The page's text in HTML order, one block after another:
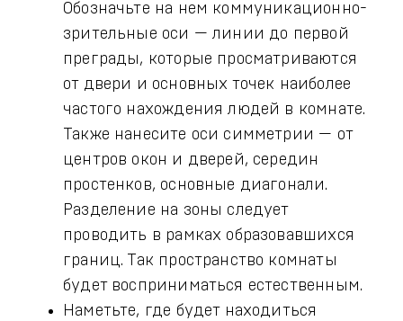
Обозначьте на нем коммуникационно-
зрительные оси — линии до первой
преграды, которые просматриваются
от двери и основных точек наиболее
частого нахождения людей в комнате.
Также нанесите оси симметрии — от
центров окон и дверей, середин
простенков, основные диагонали.
Разделение на зоны следует
проводить в рамках образовавшихся
границ. Так пространство комнаты
будет восприниматься естественным.
Наметьте, где будет находиться